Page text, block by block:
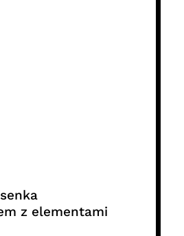
z elementami